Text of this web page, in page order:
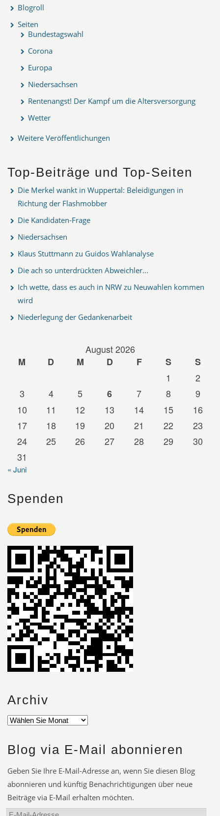
Blogroll
Seiten
Bundestagswahl
Corona
Europa
Niedersachsen
Rentenangst! Der Kampf um die Altersversorgung
Wetter
Weitere Veröffentlichungen
Top-Beiträge und Top-Seiten
Die Merkel wankt in Wuppertal: Beleidigungen in
Richtung der Flashmobber
Die Kandidaten-Frage
Niedersachsen
Klaus Stuttmann zu Guidos Wahlanalyse
Die ach so unterdrückten Abweichler...
Ich wette, dass es auch in NRW zu Neuwahlen kommen
wird
Niederlegung der Gedankenarbeit
August 2026
M
D M D F S
S
1
2
3
4 5 6 7 8
9
10
11 12 13 14 15
16
17
18 19 20 21 22
23
24
25 26 27 28 29
30
31
« Juni
Spenden
Archiv
Blog via E-Mail abonnieren
Geben Sie Ihre E-Mail-Adresse an, wenn Sie diesen Blog
abonnieren und künftig Benachrichtigungen über neue
Beiträge via E-Mail erhalten möchten.
E-